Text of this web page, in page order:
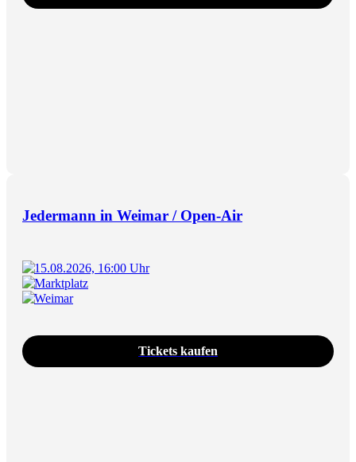
Jedermann in Weimar / Open-Air
15.08.2026, 16:00 Uhr
Marktplatz
Weimar
Tickets kaufen